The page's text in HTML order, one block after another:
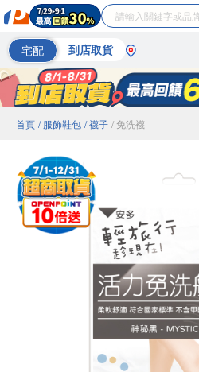
宅配 到店取貨
首頁 / 服飾鞋包 / 襪子 / 免洗襪